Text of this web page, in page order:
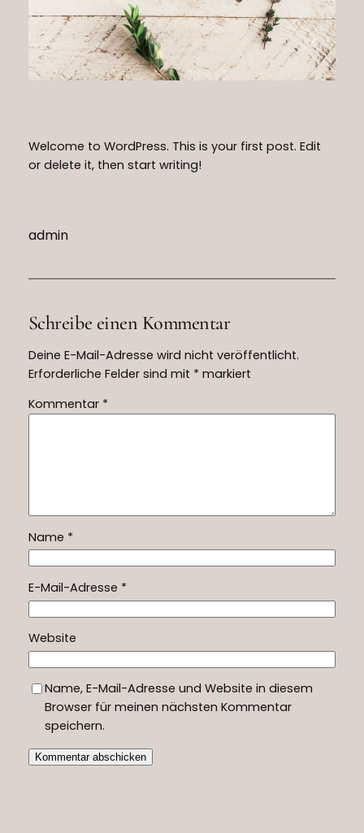
Welcome to WordPress. This is your first post. Edit
or delete it, then start writing!
admin
Schreibe einen Kommentar
Deine E-Mail-Adresse wird nicht veröffentlicht.
Erforderliche Felder sind mit * markiert
Kommentar *
Name *
E-Mail-Adresse *
Website
Name, E-Mail-Adresse und Website in diesem
Browser für meinen nächsten Kommentar
speichern.